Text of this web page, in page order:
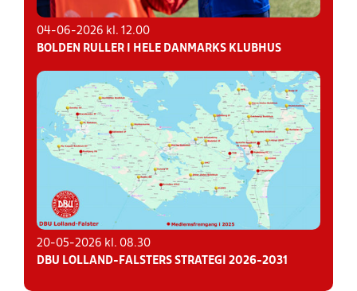
04-06-2026 kl. 12.00
BOLDEN RULLER I HELE DANMARKS KLUBHUS
20-05-2026 kl. 08.30
DBU LOLLAND-FALSTERS STRATEGI 2026-2031